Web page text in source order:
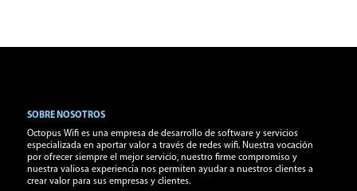
SOBRE NOSOTROS
Octopus Wifi es una empresa de desarrollo de software y servicios
especializada en aportar valor a través de redes wifi. Nuestra vocación
por ofrecer siempre el mejor servicio, nuestro firme compromiso y
nuestra valiosa experiencia nos permiten ayudar a nuestros clientes a
crear valor para sus empresas y clientes.